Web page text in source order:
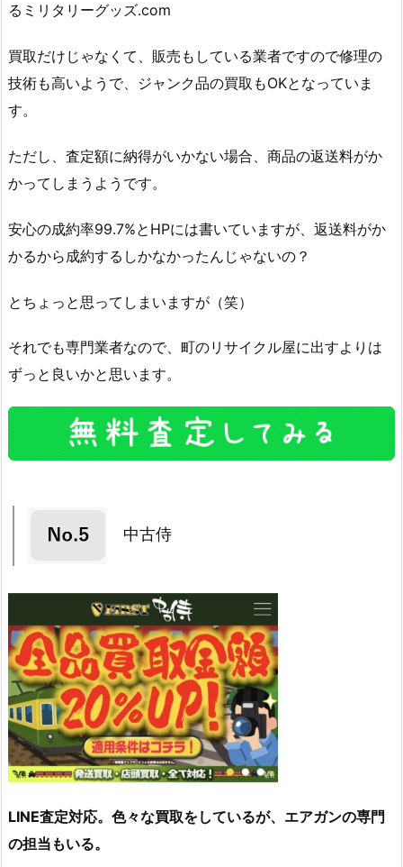
るミリタリーグッズ.com
買取だけじゃなくて、販売もしている業者ですので修理の
技術も高いようで、ジャンク品の買取もOKとなっていま
す。
ただし、査定額に納得がいかない場合、商品の返送料がか
かってしまうようです。
安心の成約率99.7%とHPには書いていますが、返送料がか
かるから成約するしかなかったんじゃないの？
とちょっと思ってしまいますが（笑）
それでも専門業者なので、町のリサイクル屋に出すよりは
ずっと良いかと思います。
中古侍
LINE査定対応。色々な買取をしているが、エアガンの専門
の担当もいる。